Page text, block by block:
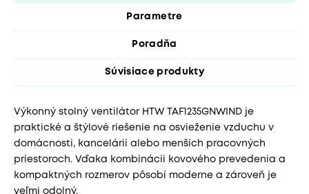
Parametre
Poradňa
Súvisiace produkty
Výkonný stolný ventilátor HTW TAF1235GNWIND je
praktické a štýlové riešenie na osvieženie vzduchu v
domácnosti, kancelárii alebo menších pracovných
priestoroch. Vďaka kombinácii kovového prevedenia a
kompaktných rozmerov pôsobí moderne a zároveň je
veľmi odolný.